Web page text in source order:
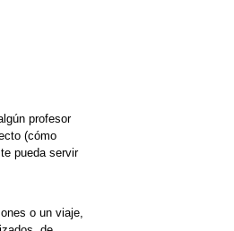
profesor
(cómo
pueda servir
o un viaje,